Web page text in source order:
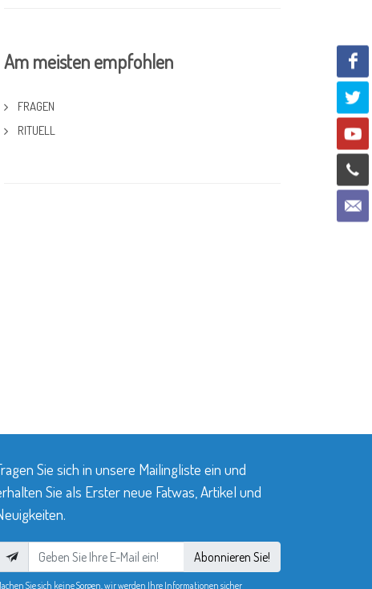
Am meisten empfohlen
FRAGEN
RITUELL
Sie sich in unsere Mailingliste ein und
Sie als Erster neue Fatwas, Artikel und
Abonnieren Sie!
Sie sich keine Sorgen, wir werden Ihre Informationen sicher